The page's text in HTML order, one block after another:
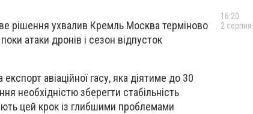
рішення ухвалив Кремль Москва терміново
атаки дронів і сезон відпусток
авіаційної гасу, яка діятиме до 30
необхідністю зберегти стабільність
цей крок із глибшими проблемами
16:20
2 серпня